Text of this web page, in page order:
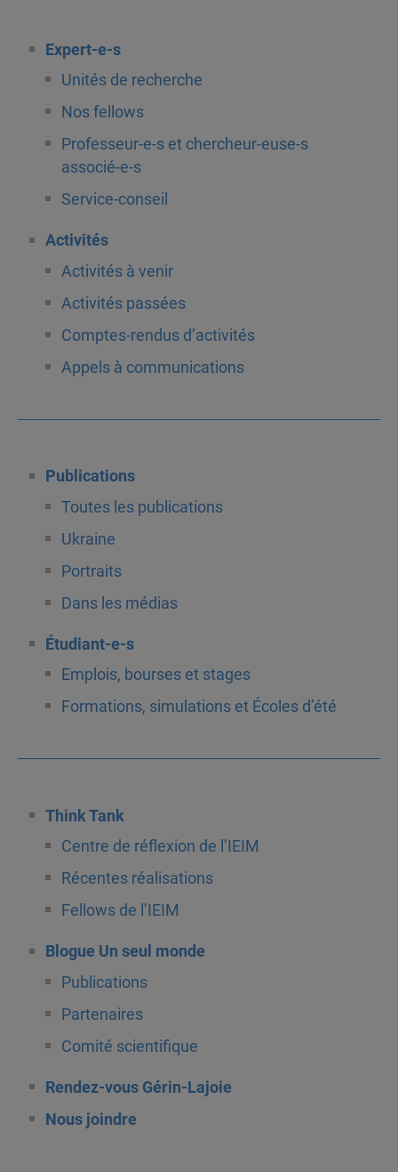
Expert-e-s
Unités de recherche
Nos fellows
Professeur-e-s et chercheur-euse-s
associé-e-s
Service-conseil
Activités
Activités à venir
Activités passées
Comptes-rendus d’activités
Appels à communications
Publications
Toutes les publications
Ukraine
Portraits
Dans les médias
Étudiant-e-s
Emplois, bourses et stages
Formations, simulations et Écoles d’été
Think Tank
Centre de réflexion de l’IEIM
Récentes réalisations
Fellows de l’IEIM
Blogue Un seul monde
Publications
Partenaires
Comité scientifique
Rendez-vous Gérin-Lajoie
Nous joindre